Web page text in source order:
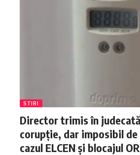
STIRI
Director trimis în
corupție, dar imposibil
cazul ELCEN și blocajul